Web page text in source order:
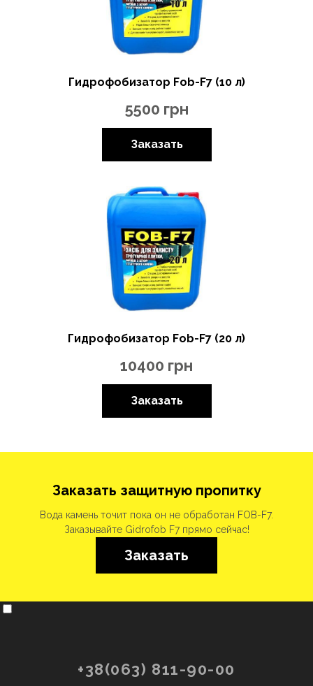
Гидрофобизатор Fob-F7 (10 л)
5500 грн
Заказать
Гидрофобизатор Fob-F7 (20 л)
10400 грн
Заказать
Заказать защитную пропитку
Вода камень точит пока он не обработан FOB-F7.
Заказывайте Gidrofob F7 прямо сейчас!
Заказать
+38(063) 811-90-00